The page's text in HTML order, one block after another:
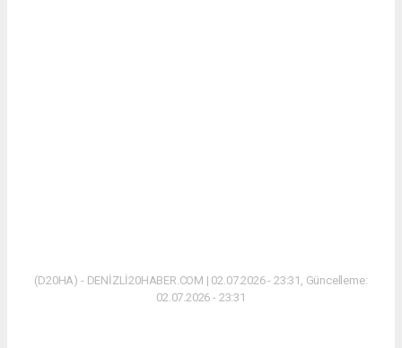
(D20HA) - DENİZLİ20HABER.COM | 02.07.2026 - 23:31, Güncelleme:
02.07.2026 - 23:31